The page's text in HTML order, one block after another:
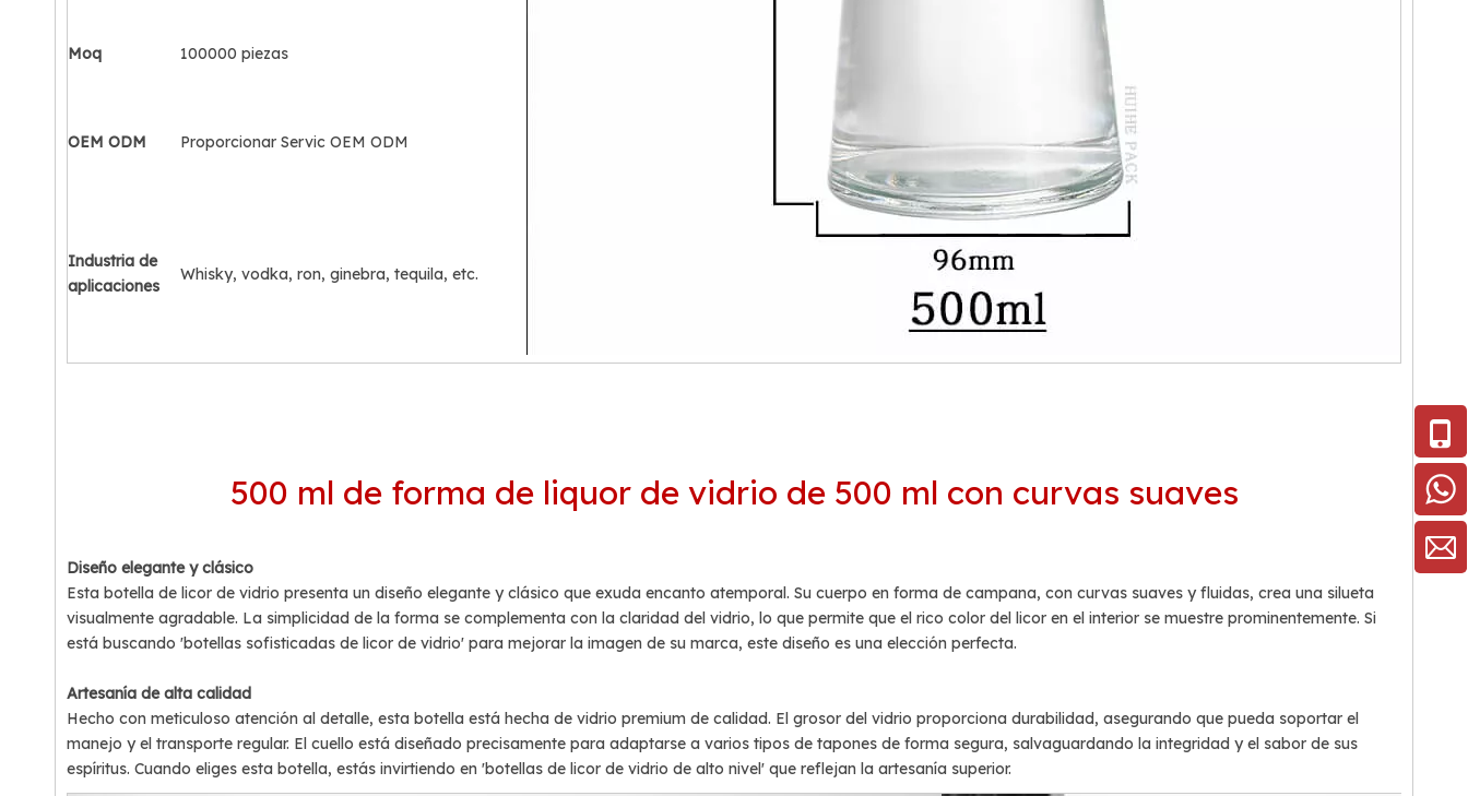
Moq 100000 piezas
OEM ODM Proporcionar Servic OEM ODM
Industria de
aplicaciones
Whisky, vodka, ron, ginebra, tequila, etc.
500 ml de forma de liquor de vidrio de 500 ml con curvas suaves
Diseño elegante y clásico
Esta botella de licor de vidrio presenta un diseño elegante y clásico que exuda encanto atemporal. Su cuerpo en forma de campana, con curvas suaves y fluidas, crea una silueta
visualmente agradable. La simplicidad de la forma se complementa con la claridad del vidrio, lo que permite que el rico color del licor en el interior se muestre prominentemente. Si
está buscando 'botellas sofisticadas de licor de vidrio' para mejorar la imagen de su marca, este diseño es una elección perfecta.
Artesanía de alta calidad
Hecho con meticuloso atención al detalle, esta botella está hecha de vidrio premium de calidad. El grosor del vidrio proporciona durabilidad, asegurando que pueda soportar el
manejo y el transporte regular. El cuello está diseñado precisamente para adaptarse a varios tipos de tapones de forma segura, salvaguardando la integridad y el sabor de sus
espíritus. Cuando eliges esta botella, estás invirtiendo en 'botellas de licor de vidrio de alto nivel' que reflejan la artesanía superior.